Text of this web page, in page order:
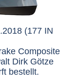
(177 IN
Composite
Dirk Götze
bestellt.